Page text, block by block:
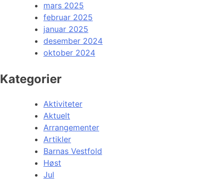
mars 2025
februar 2025
januar 2025
desember 2024
oktober 2024
Kategorier
Aktiviteter
Aktuelt
Arrangementer
Artikler
Barnas Vestfold
Høst
Jul